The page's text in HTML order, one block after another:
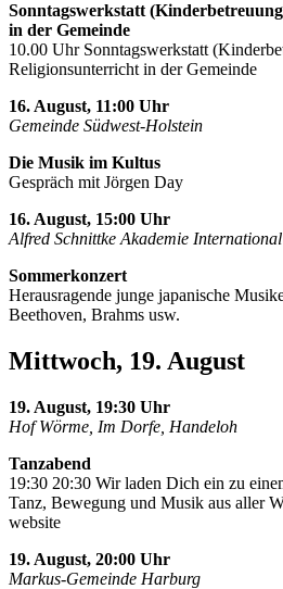
Sonntagswerkstatt
in der Gemeinde
10.00 Uhr Sonntagswerkstatt
Religionsunterricht in der Gemeinde
16. August, 11:00 Uhr
Gemeinde Südwest-Holstein
Die Musik im Kultus
Gespräch mit Jörgen Day
16. August, 15:00 Uhr
Alfred Schnittke Akademie International
Sommerkonzert
Herausragende junge japanische
Beethoven, Brahms usw.
Mittwoch, 19. August
19. August, 19:30 Uhr
Hof Wörme, Im Dorfe, Handeloh
Tanzabend
19:30 20:30 Wir laden Dich ein zu
Tanz, Bewegung und Musik aus aller
website
19. August, 20:00 Uhr
Markus-Gemeinde Harburg